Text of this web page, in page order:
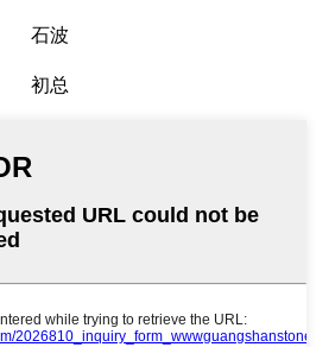
石波
初总